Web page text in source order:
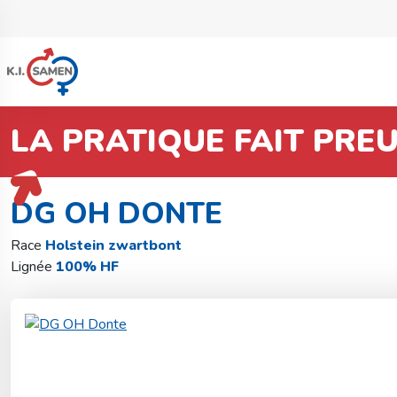
LA PRATIQUE FAIT
Retourner à la recherche de taureaux
DG OH DONTE
Race Holstein zwartbont
Lignée 100% HF